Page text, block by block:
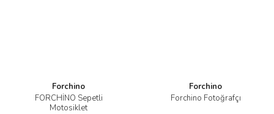
Forchino
FORCHİNO Sepetli
Motosiklet
Forchino
Forchino Fotoğrafçı